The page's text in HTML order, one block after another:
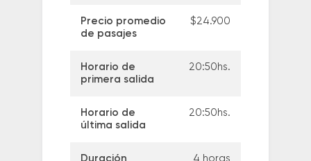
Precio promedio
de pasajes
$24.900
Horario de
primera salida
20:50hs.
Horario de
última salida
20:50hs.
Duración
4 horas